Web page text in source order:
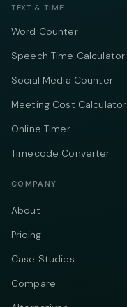
TEXT & TIME
Word Counter
Speech Time Calculator
Social Media Counter
Meeting Cost Calculator
Online Timer
Timecode Converter
COMPANY
About
Pricing
Case Studies
Compare